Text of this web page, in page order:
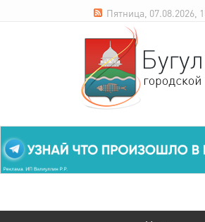
Пятница, 07.08.2026,